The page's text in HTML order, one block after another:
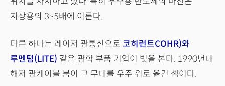
지상용의 3~5배에 이른다.
다른 하나는 레이저 광통신으로 코히런트COHR)와
루멘텀(LITE) 같은 광학 부품 기업이 빛을 본다. 1990년대
해저 광케이블 붐이 그 무대를 우주 위로 옮긴 셈이다.